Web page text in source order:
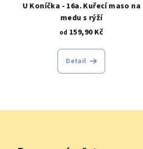
U Koníčka - 16a. Kuřecí maso na
medu s rýží
od 159,90 Kč
Detail